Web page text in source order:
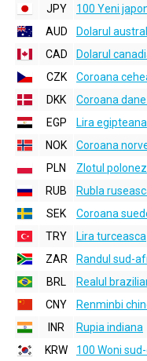
JPY
100 Yeni
AUD
Dolarul
CAD
Dolarul
CZK
Coroana
DKK
Coroana
EGP
Lira egipteana
NOK
Coroana
PLN
Zlotul polonez
RUB
Rubla
SEK
Coroana
TRY
Lira turceasca
ZAR
Randul sud-
BRL
Realul
CNY
Renminbi
INR
Rupia indiana
KRW
100 Woni